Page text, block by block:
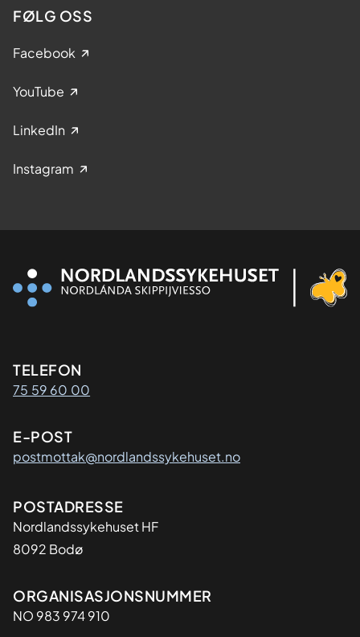
FØLG OSS
Facebook
YouTube
LinkedIn
Instagram
Kontaktinformasjon
TELEFON
75 59 60 00
E-POST
postmottak@nordlandssykehuset.no
Adresse
POSTADRESSE
Nordlandssykehuset HF
8092 Bodø
Organisasjon
ORGANISASJONSNUMMER
NO 983 974 910